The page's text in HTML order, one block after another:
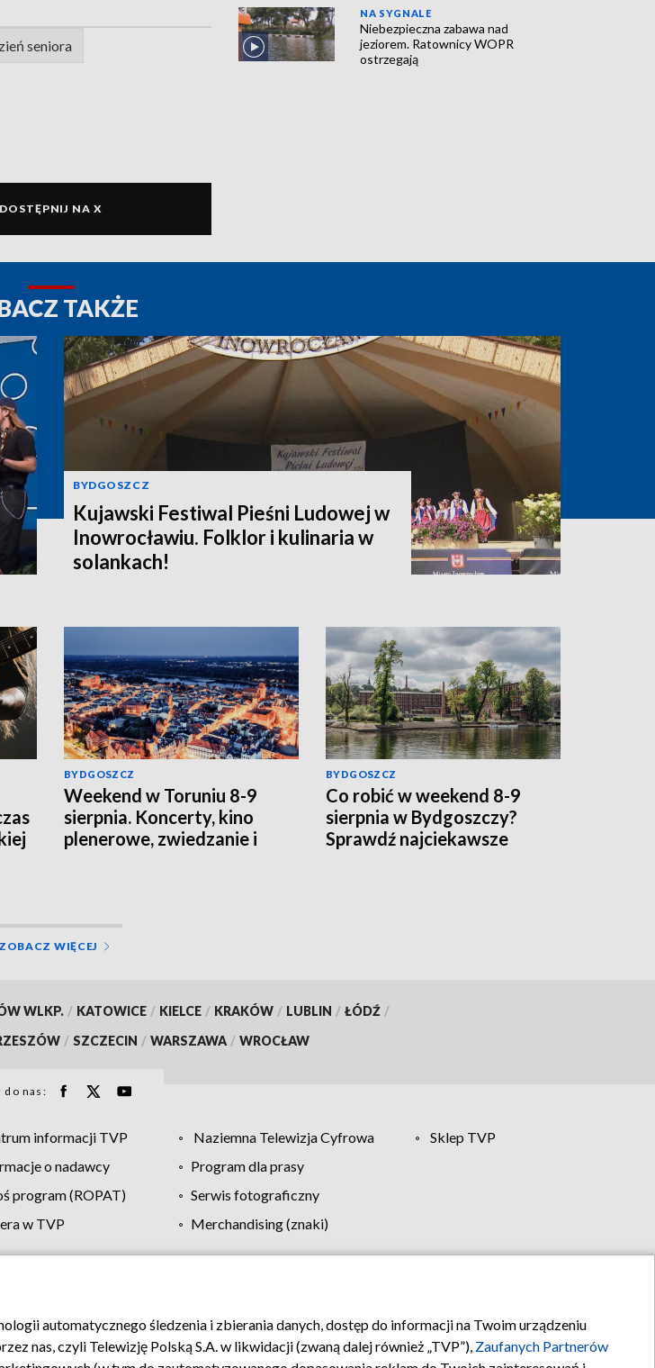
seniora
NA X
NA SYGNALE
Niebezpieczna zabawa nad
jeziorem. Ratownicy WOPR
ostrzegają
TAKŻE
BYDGOSZCZ
Kujawski Festiwal Pieśni Ludowej w
Inowrocławiu. Folklor i kulinaria w
solankach!
BYDGOSZCZ
Weekend w Toruniu 8-9
sierpnia. Koncerty, kino
plenerowe, zwiedzanie i
BYDGOSZCZ
Co robić w weekend 8-9
sierpnia w Bydgoszczy?
Sprawdź najciekawsze
ZOBACZ WIĘCEJ
WLKP. / KATOWICE / KIELCE / KRAKÓW / LUBLIN / ŁÓDŹ /
/ SZCZECIN / WARSZAWA / WROCŁAW
do nas:
informacji TVP Naziemna Telewizja Cyfrowa
Sklep TVP
o nadawcy
Program dla prasy
program (ROPAT)
Serwis fotograficzny
w TVP
Merchandising (znaki)
Moje zgody Pomoc Biuro reklamy Kontakt
automatycznego śledzenia i zbierania danych, dostęp do informacji na Twoim urządzeniu
nas, czyli Telewizję Polską S.A. w likwidacji (zwaną dalej również „TVP”), Zaufanych Partnerów